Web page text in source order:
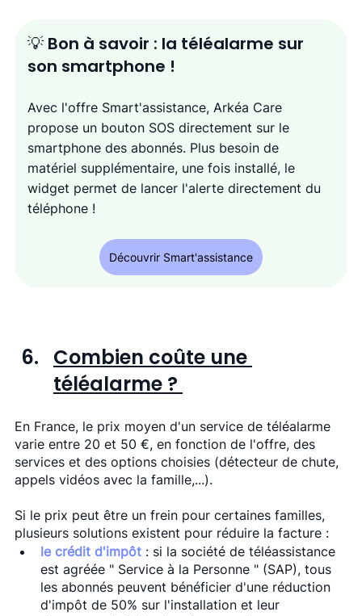
💡 Bon à savoir : la téléalarme sur
son smartphone !
Avec l'offre Smart'assistance, Arkéa Care
propose un bouton SOS directement sur le
smartphone des abonnés. Plus besoin de
matériel supplémentaire, une fois installé, le
widget permet de lancer l'alerte directement du
téléphone !
Découvrir Smart'assistance
Combien coûte une
téléalarme ?
En France, le prix moyen d'un service de téléalarme
varie entre 20 et 50 €, en fonction de l'offre, des
services et des options choisies (détecteur de chute,
appels vidéos avec la famille,...).
Si le prix peut être un frein pour certaines familles,
plusieurs solutions existent pour réduire la facture :
le crédit d'impôt : si la société de téléassistance
est agréée " Service à la Personne " (SAP), tous
les abonnés peuvent bénéficier d'une réduction
d'impôt de 50% sur l'installation et leur